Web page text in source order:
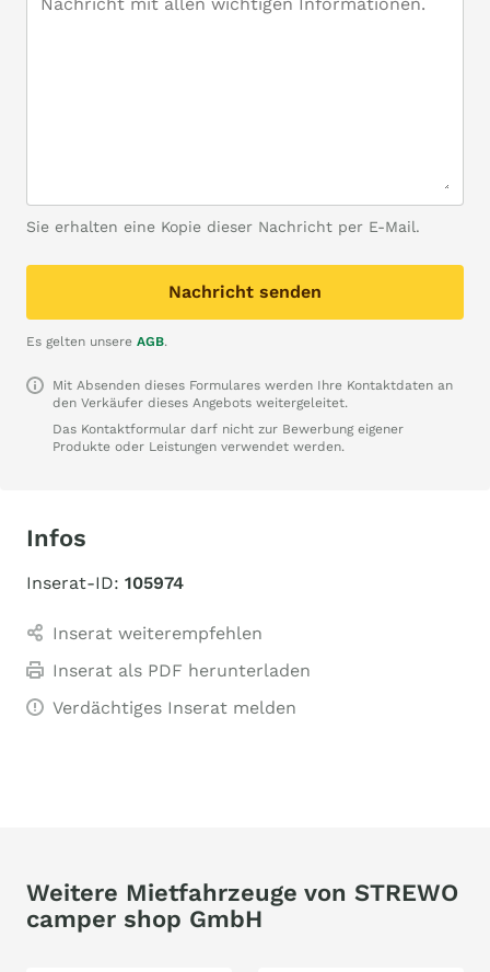
Sie erhalten eine Kopie dieser Nachricht per E-Mail.
Nachricht senden
Es gelten unsere AGB.
Mit Absenden dieses Formulares werden Ihre Kontaktdaten an
den Verkäufer dieses Angebots weitergeleitet.
Das Kontaktformular darf nicht zur Bewerbung eigener
Produkte oder Leistungen verwendet werden.
Infos
Inserat-ID: 105974
Inserat weiterempfehlen
Inserat als PDF herunterladen
Verdächtiges Inserat melden
Weitere Mietfahrzeuge von STREWO
camper shop GmbH